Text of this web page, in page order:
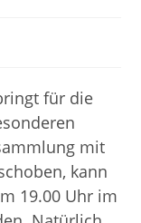
für die
mit
kann
19.00 Uhr im